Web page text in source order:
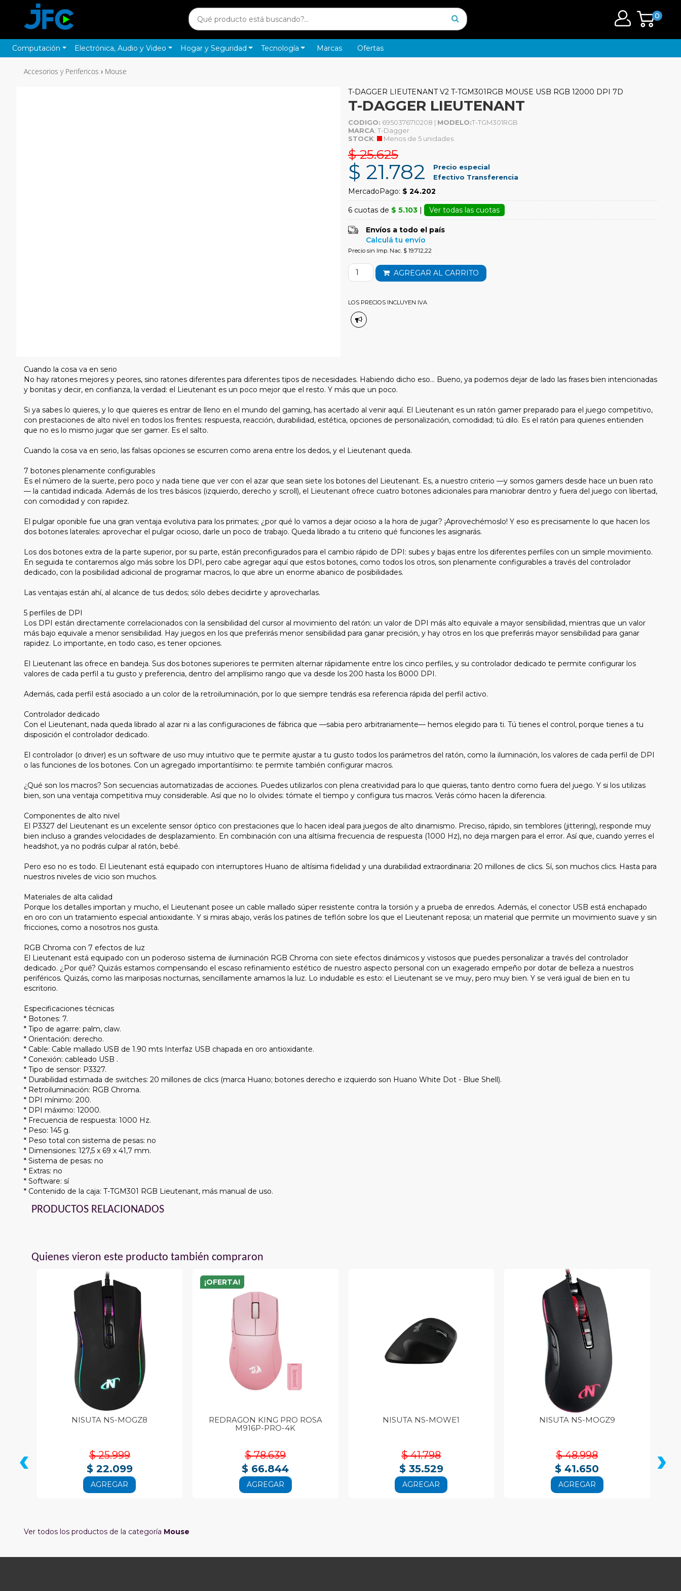
0
Computación Electrónica, Audio y Video Hogar y Seguridad Tecnología Marcas Ofertas
Accesorios y Perifericos › Mouse
T-DAGGER LIEUTENANT V2 T-TGM301RGB MOUSE USB RGB 12000 DPI 7D
T-DAGGER LIEUTENANT
CODIGO: 6950376710208 | MODELO:T-TGM301RGB
MARCA: T-Dagger
STOCK: Menos de 5 unidades.
$ 25.625
$ 21.782
Precio especial
Efectivo Transferencia
MercadoPago: $ 24.202
6 cuotas de $ 5.103 | Ver todas las cuotas
Envíos a todo el país
Calculá tu envío
Precio sin Imp. Nac. $ 19.712,22
AGREGAR AL CARRITO
LOS PRECIOS INCLUYEN IVA
Cuando la cosa va en serio
No hay ratones mejores y peores, sino ratones diferentes para diferentes tipos de necesidades. Habiendo dicho eso… Bueno, ya podemos dejar de lado las frases bien intencionadas
y bonitas y decir, en confianza, la verdad: el Lieutenant es un poco mejor que el resto. Y más que un poco.
Si ya sabes lo quieres, y lo que quieres es entrar de lleno en el mundo del gaming, has acertado al venir aquí. El Lieutenant es un ratón gamer preparado para el juego competitivo,
con prestaciones de alto nivel en todos los frentes: respuesta, reacción, durabilidad, estética, opciones de personalización, comodidad; tú dilo. Es el ratón para quienes entienden
que no es lo mismo jugar que ser gamer. Es el salto.
Cuando la cosa va en serio, las falsas opciones se escurren como arena entre los dedos, y el Lieutenant queda.
7 botones plenamente configurables
Es el número de la suerte, pero poco y nada tiene que ver con el azar que sean siete los botones del Lieutenant. Es, a nuestro criterio —y somos gamers desde hace un buen rato
— la cantidad indicada. Además de los tres básicos (izquierdo, derecho y scroll), el Lieutenant ofrece cuatro botones adicionales para maniobrar dentro y fuera del juego con libertad,
con comodidad y con rapidez.
El pulgar oponible fue una gran ventaja evolutiva para los primates; ¿por qué lo vamos a dejar ocioso a la hora de jugar? ¡Aprovechémoslo! Y eso es precisamente lo que hacen los
dos botones laterales: aprovechar el pulgar ocioso, darle un poco de trabajo. Queda librado a tu criterio qué funciones les asignarás.
Los dos botones extra de la parte superior, por su parte, están preconfigurados para el cambio rápido de DPI: subes y bajas entre los diferentes perfiles con un simple movimiento.
En seguida te contaremos algo más sobre los DPI, pero cabe agregar aquí que estos botones, como todos los otros, son plenamente configurables a través del controlador
dedicado, con la posibilidad adicional de programar macros, lo que abre un enorme abanico de posibilidades.
Las ventajas están ahí, al alcance de tus dedos; sólo debes decidirte y aprovecharlas.
5 perfiles de DPI
Los DPI están directamente correlacionados con la sensibilidad del cursor al movimiento del ratón: un valor de DPI más alto equivale a mayor sensibilidad, mientras que un valor
más bajo equivale a menor sensibilidad. Hay juegos en los que preferirás menor sensibilidad para ganar precisión, y hay otros en los que preferirás mayor sensibilidad para ganar
rapidez. Lo importante, en todo caso, es tener opciones.
El Lieutenant las ofrece en bandeja. Sus dos botones superiores te permiten alternar rápidamente entre los cinco perfiles, y su controlador dedicado te permite configurar los
valores de cada perfil a tu gusto y preferencia, dentro del amplísimo rango que va desde los 200 hasta los 8000 DPI.
Además, cada perfil está asociado a un color de la retroiluminación, por lo que siempre tendrás esa referencia rápida del perfil activo.
Controlador dedicado
Con el Lieutenant, nada queda librado al azar ni a las configuraciones de fábrica que —sabia pero arbitrariamente— hemos elegido para ti. Tú tienes el control, porque tienes a tu
disposición el controlador dedicado.
El controlador (o driver) es un software de uso muy intuitivo que te permite ajustar a tu gusto todos los parámetros del ratón, como la iluminación, los valores de cada perfil de DPI
o las funciones de los botones. Con un agregado importantísimo: te permite también configurar macros.
¿Qué son los macros? Son secuencias automatizadas de acciones. Puedes utilizarlos con plena creatividad para lo que quieras, tanto dentro como fuera del juego. Y si los utilizas
bien, son una ventaja competitiva muy considerable. Así que no lo olvides: tómate el tiempo y configura tus macros. Verás cómo hacen la diferencia.
Componentes de alto nivel
El P3327 del Lieutenant es un excelente sensor óptico con prestaciones que lo hacen ideal para juegos de alto dinamismo. Preciso, rápido, sin temblores (jittering), responde muy
bien incluso a grandes velocidades de desplazamiento. En combinación con una altísima frecuencia de respuesta (1000 Hz), no deja margen para el error. Así que, cuando yerres el
headshot, ya no podrás culpar al ratón, bebé.
Pero eso no es todo. El Lieutenant está equipado con interruptores Huano de altísima fidelidad y una durabilidad extraordinaria: 20 millones de clics. Sí, son muchos clics. Hasta para
nuestros niveles de vicio son muchos.
Materiales de alta calidad
Porque los detalles importan y mucho, el Lieutenant posee un cable mallado súper resistente contra la torsión y a prueba de enredos. Además, el conector USB está enchapado
en oro con un tratamiento especial antioxidante. Y si miras abajo, verás los patines de teflón sobre los que el Lieutenant reposa; un material que permite un movimiento suave y sin
fricciones, como a nosotros nos gusta.
RGB Chroma con 7 efectos de luz
El Lieutenant está equipado con un poderoso sistema de iluminación RGB Chroma con siete efectos dinámicos y vistosos que puedes personalizar a través del controlador
dedicado. ¿Por qué? Quizás estamos compensando el escaso refinamiento estético de nuestro aspecto personal con un exagerado empeño por dotar de belleza a nuestros
periféricos. Quizás, como las mariposas nocturnas, sencillamente amamos la luz. Lo indudable es esto: el Lieutenant se ve muy, pero muy bien. Y se verá igual de bien en tu
escritorio.
Especificaciones técnicas
* Botones: 7.
* Tipo de agarre: palm, claw.
* Orientación: derecho.
* Cable: Cable mallado USB de 1.90 mts Interfaz USB chapada en oro antioxidante.
* Conexión: cableado USB .
* Tipo de sensor: P3327.
* Durabilidad estimada de switches: 20 millones de clics (marca Huano; botones derecho e izquierdo son Huano White Dot - Blue Shell).
* Retroiluminación: RGB Chroma.
* DPI mínimo: 200.
* DPI máximo: 12000.
* Frecuencia de respuesta: 1000 Hz.
* Peso: 145 g.
* Peso total con sistema de pesas: no
* Dimensiones: 127,5 x 69 x 41,7 mm.
* Sistema de pesas: no
* Extras: no
* Software: sí
* Contenido de la caja: T-TGM301 RGB Lieutenant, más manual de uso.
PRODUCTOS RELACIONADOS
Quienes vieron este producto también compraron
NISUTA NS-MOGZ8
$ 25.999
$ 22.099
AGREGAR
¡OFERTA!
REDRAGON KING PRO ROSA
M916P-PRO-4K
$ 78.639
$ 66.844
AGREGAR
NISUTA NS-MOWE1
$ 41.798
$ 35.529
AGREGAR
NISUTA NS-MOGZ9
$ 48.998
$ 41.650
AGREGAR
‹ ›
Ver todos los productos de la categoría Mouse